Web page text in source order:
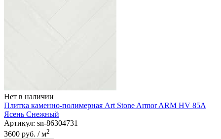
Нет в наличии
Плитка каменно-полимерная Art Stone Armor ARM HV 85A
Ясень Снежный
Артикул: sn-86304731
3600 руб. / м2